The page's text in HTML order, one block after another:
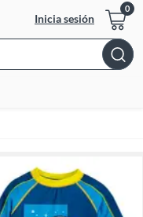
Inicia sesión